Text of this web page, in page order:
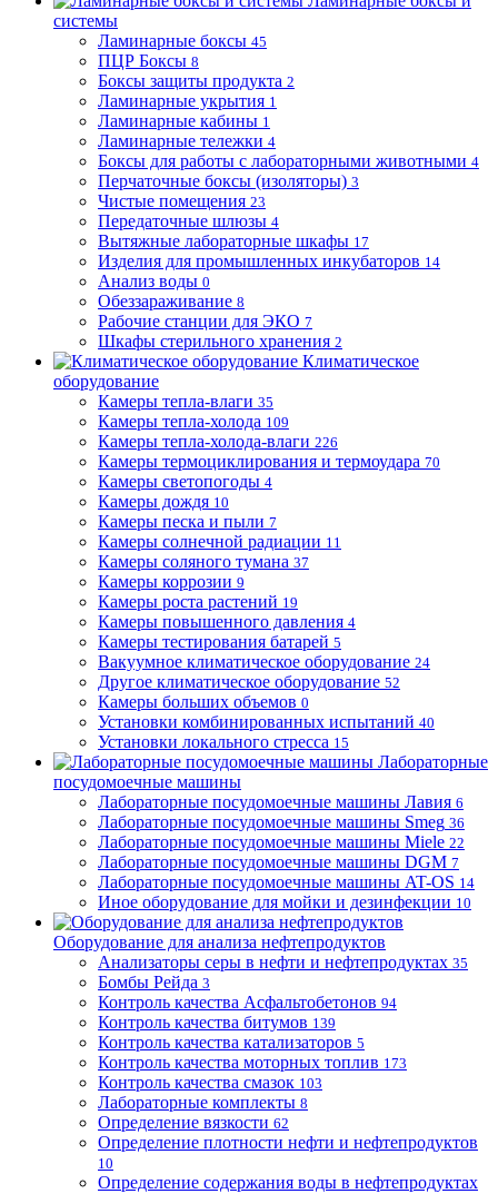
системы
Ламинарные боксы 45
ПЦР Боксы 8
Боксы защиты продукта 2
Ламинарные укрытия 1
Ламинарные кабины 1
Ламинарные тележки 4
Боксы для работы с лабораторными животными 4
Перчаточные боксы (изоляторы) 3
Чистые помещения 23
Передаточные шлюзы 4
Вытяжные лабораторные шкафы 17
Изделия для промышленных инкубаторов 14
Анализ воды 0
Обеззараживание 8
Рабочие станции для ЭКО 7
Шкафы стерильного хранения 2
Климатическое
оборудование
Камеры тепла-влаги 35
Камеры тепла-холода 109
Камеры тепла-холода-влаги 226
Камеры термоциклирования и термоудара 70
Камеры светопогоды 4
Камеры дождя 10
Камеры песка и пыли 7
Камеры солнечной радиации 11
Камеры соляного тумана 37
Камеры коррозии 9
Камеры роста растений 19
Камеры повышенного давления 4
Камеры тестирования батарей 5
Вакуумное климатическое оборудование 24
Другое климатическое оборудование 52
Камеры больших объемов 0
Установки комбинированных испытаний 40
Установки локального стресса 15
Лабораторные
посудомоечные машины
Лабораторные посудомоечные машины Лавия 6
Лабораторные посудомоечные машины Smeg 36
Лабораторные посудомоечные машины Miele 22
Лабораторные посудомоечные машины DGM 7
Лабораторные посудомоечные машины AT-OS 14
Иное оборудование для мойки и дезинфекции 10
Оборудование для анализа нефтепродуктов
Анализаторы серы в нефти и нефтепродуктах 35
Бомбы Рейда 3
Контроль качества Асфальтобетонов 94
Контроль качества битумов 139
Контроль качества катализаторов 5
Контроль качества моторных топлив 173
Контроль качества смазок 103
Лабораторные комплекты 8
Определение вязкости 62
Определение плотности нефти и нефтепродуктов
10
Определение содержания воды в нефтепродуктах